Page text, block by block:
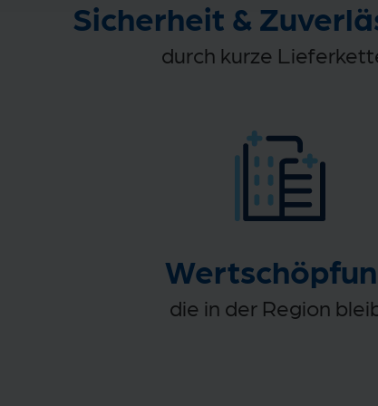
Sicherheit &
durch kurze
die in der Region